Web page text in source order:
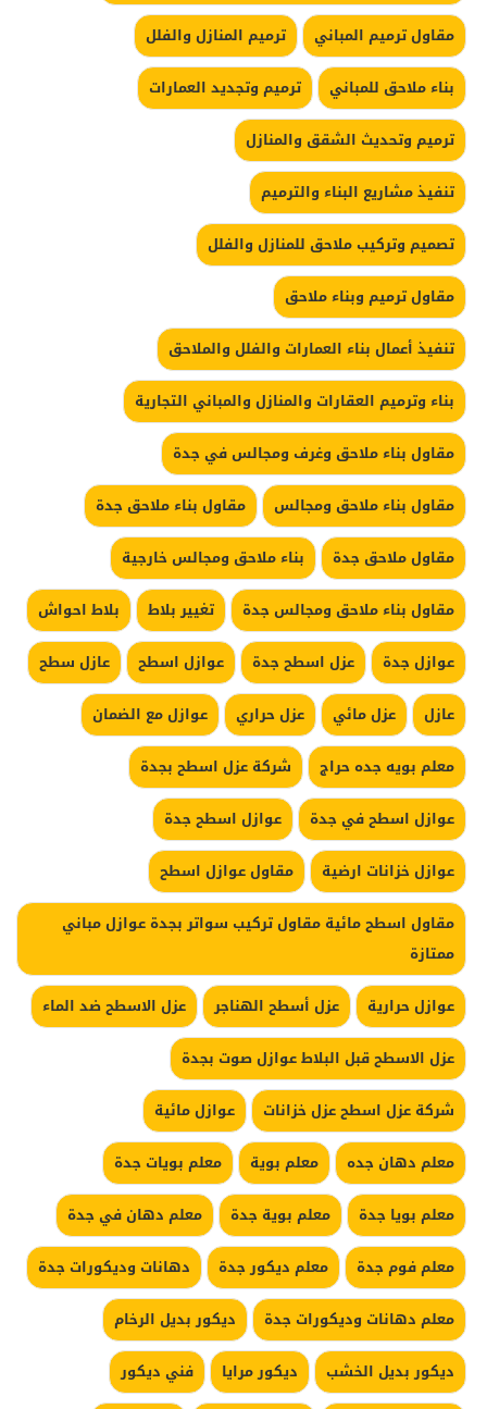
مقاول ترميم المباني
ترميم المنازل والفلل
بناء ملاحق للمباني
ترميم وتجديد العمارات
ترميم وتحديث الشقق والمنازل
تنفيذ مشاريع البناء والترميم
تصميم وتركيب ملاحق للمنازل والفلل
مقاول ترميم وبناء ملاحق
تنفيذ أعمال بناء العمارات والفلل والملاحق
بناء وترميم العقارات والمنازل والمباني التجارية
مقاول بناء ملاحق وغرف ومجالس في جدة
مقاول بناء ملاحق ومجالس
مقاول بناء ملاحق جدة
مقاول ملاحق جدة
بناء ملاحق ومجالس خارجية
مقاول بناء ملاحق ومجالس جدة
تغيير بلاط
بلاط احواش
عوازل جدة
عزل اسطح جدة عوازل اسطح
عازل سطح
عازل
عزل مائي عزل حراري
عوازل مع الضمان
معلم بويه جده حراج
شركة عزل اسطح بجدة
عوازل اسطح في جدة
عوازل اسطح جدة
عوازل خزانات ارضية
مقاول عوازل اسطح
مقاول اسطح مائية مقاول تركيب سواتر بجدة عوازل مباني
ممتازة
عوازل حرارية
عزل أسطح الهناجر
عزل الاسطح ضد الماء
عزل الاسطح قبل البلاط عوازل صوت بجدة
شركة عزل اسطح عزل خزانات
عوازل مائية
معلم دهان جده
معلم بوية
معلم بويات جدة
معلم بويا جدة
معلم بوية جدة
معلم دهان في جدة
معلم فوم جدة
معلم ديكور جدة
دهانات وديكورات جدة
معلم دهانات وديكورات جدة
ديكور بديل الرخام
ديكور بديل الخشب
ديكور مرايا
فني ديكور